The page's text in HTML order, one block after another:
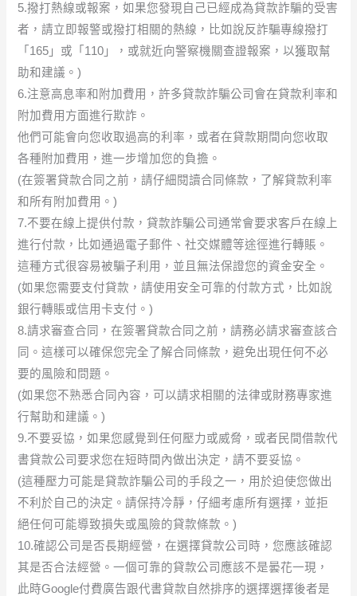
5.撥打熱線或報案，如果您發現自己已經成為貸款詐騙的受害
者，請立即報警或撥打相關的熱線，比如說反詐騙專線撥打
「165」或「110」，或就近向警察機關查證報案，以獲取幫
助和建議。)
6.注意高息率和附加費用，許多貸款詐騙公司會在貸款利率和
附加費用方面進行欺詐。
他們可能會向您收取過高的利率，或者在貸款期間向您收取
各種附加費用，進一步增加您的負擔。
(在簽署貸款合同之前，請仔細閱讀合同條款，了解貸款利率
和所有附加費用。)
7.不要在線上提供付款，貸款詐騙公司通常會要求客戶在線上
進行付款，比如通過電子郵件、社交媒體等途徑進行轉賬。
這種方式很容易被騙子利用，並且無法保證您的資金安全。
(如果您需要支付貸款，請使用安全可靠的付款方式，比如說
銀行轉賬或信用卡支付。)
8.請求審查合同，在簽署貸款合同之前，請務必請求審查該合
同。這樣可以確保您完全了解合同條款，避免出現任何不必
要的風險和問題。
(如果您不熟悉合同內容，可以請求相關的法律或財務專家進
行幫助和建議。)
9.不要妥協，如果您感覺到任何壓力或威脅，或者民間借款代
書貸款公司要求您在短時間內做出決定，請不要妥協。
(這種壓力可能是貸款詐騙公司的手段之一，用於迫使您做出
不利於自己的決定。請保持冷靜，仔細考慮所有選擇，並拒
絕任何可能導致損失或風險的貸款條款。)
10.確認公司是否長期經營，在選擇貸款公司時，您應該確認
其是否合法經營。一個可靠的貸款公司應該不是曇花一現，
此時Google付費廣告跟代書貸款自然排序的選擇選擇後者是